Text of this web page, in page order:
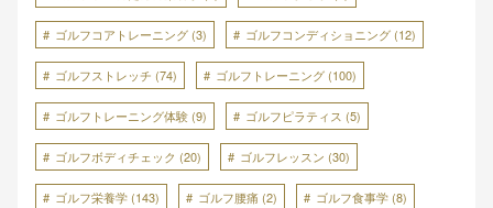
ゴルフコアトレーニング (3) ゴルフコンディショニング (12)
ゴルフストレッチ (74) ゴルフトレーニング (100)
ゴルフトレーニング体験 (9) ゴルフピラティス (5)
ゴルフボディチェック (20) ゴルフレッスン (30)
ゴルフ栄養学 (143) ゴルフ腰痛 (2) ゴルフ食事学 (8)